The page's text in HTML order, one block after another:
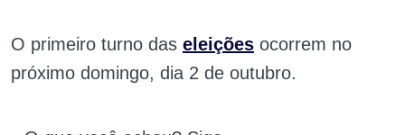
O primeiro turno das eleições ocorrem no
próximo domingo, dia 2 de outubro.